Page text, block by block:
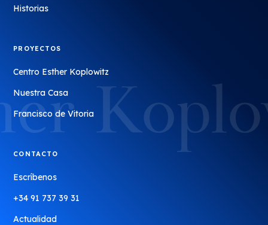
Historias
PROYECTOS
Centro Esther Koplowitz
Nuestra Casa
Francisco de Vitoria
CONTACTO
Escríbenos
+34 91 737 39 31
Actualidad